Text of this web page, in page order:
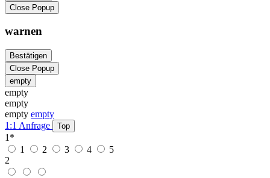
Close Popup
warnen
Bestätigen
Close Popup
empty
empty
empty
empty empty
1:1 Anfrage
Top
1 *
1
2 3 4
5
2